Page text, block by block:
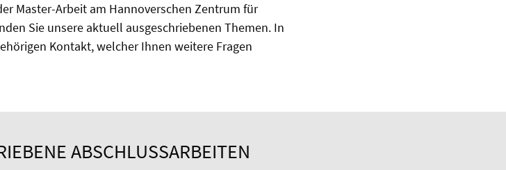
Master-Arbeit am Hannoverschen Zentrum für
Sie unsere aktuell ausgeschriebenen Themen. In
Kontakt, welcher Ihnen weitere Fragen
ABSCHLUSSARBEITEN